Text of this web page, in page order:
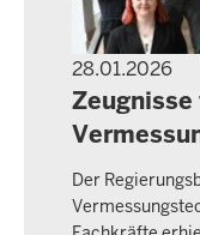
28.01.2026
Zeugnisse
Der